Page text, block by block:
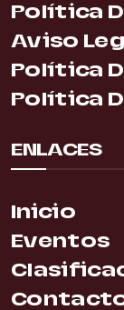
Política
Aviso
Política
Política
ENLACES
Inicio
Eventos